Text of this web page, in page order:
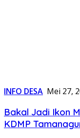
INFO DESA Mei 27,
Bakal Jadi Ikon
KDMP